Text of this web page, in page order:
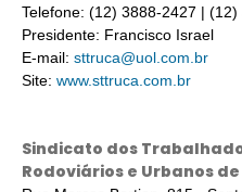
Telefone: (12) 3888-2427 | (12)
Presidente: Francisco Israel
E-mail: sttruca@uol.com.br
Site: www.sttruca.com.br
Sindicato dos
Rodoviários e Urbanos